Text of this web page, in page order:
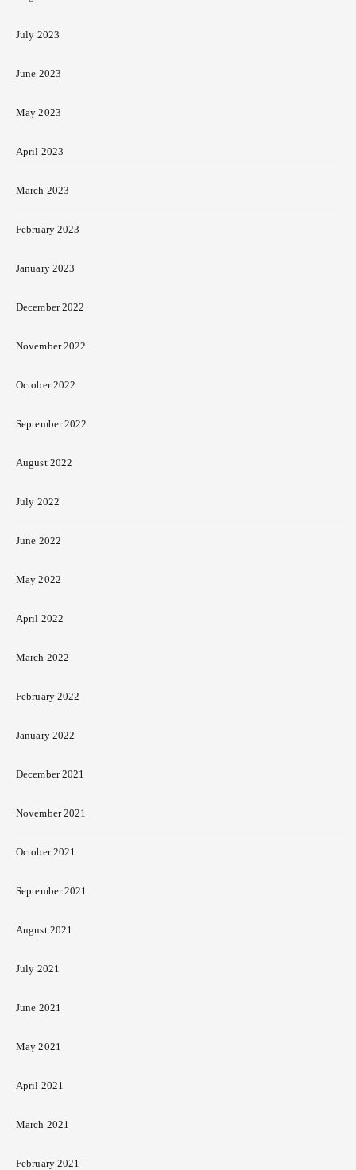
July 2023
June 2023
May 2023
April 2023
March 2023
February 2023
January 2023
December 2022
November 2022
October 2022
September 2022
August 2022
July 2022
June 2022
May 2022
April 2022
March 2022
February 2022
January 2022
December 2021
November 2021
October 2021
September 2021
August 2021
July 2021
June 2021
May 2021
April 2021
March 2021
February 2021